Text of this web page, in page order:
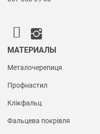
МАТЕРИАЛЫ
Металочерепиця
Профнастил
Клікфальц
Фальцева покрівля